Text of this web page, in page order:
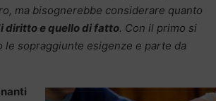
ma bisognerebbe considerare quanto
diritto e quello di fatto. Con il primo si
le sopraggiunte esigenze e parte da